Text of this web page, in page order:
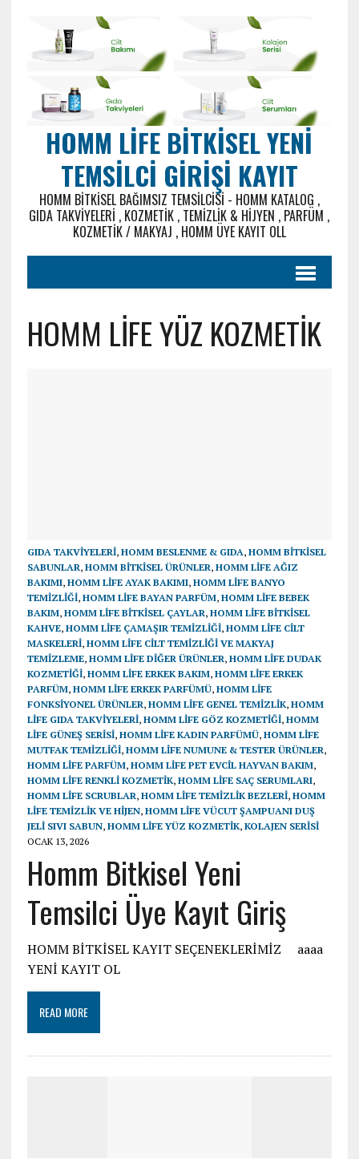
HOMM LIFE BITKISEL YENI
TEMSILCI GIRIŞI KAYIT
HOMM BITKISEL BAĞIMSIZ TEMSILCISI - HOMM KATALOG ,
GIDA TAKVIYELERI , KOZMETIK , TEMIZLIK & HIJYEN , PARFÜM ,
KOZMETIK / MAKYAJ , HOMM ÜYE KAYIT OLL
HOMM LİFE YÜZ KOZMETİK
GIDA TAKVIYELERI, HOMM BESLENME & GIDA, HOMM BİTKİSEL
SABUNLAR, HOMM BITKISEL ÜRÜNLER, HOMM LİFE AĞIZ
BAKIMI, HOMM LİFE AYAK BAKIMI, HOMM LİFE BANYO
TEMİZLİĞİ, HOMM LİFE BAYAN PARFÜM, HOMM LİFE BEBEK
BAKIM, HOMM LİFE BİTKİSEL ÇAYLAR, HOMM LİFE BİTKİSEL
KAHVE, HOMM LİFE ÇAMAŞIR TEMİZLİĞİ, HOMM LİFE CİLT
MASKELERİ, HOMM LİFE CİLT TEMİZLİĞİ VE MAKYAJ
TEMİZLEME, HOMM LİFE DİĞER ÜRÜNLER, HOMM LİFE DUDAK
KOZMETİĞİ, HOMM LİFE ERKEK BAKIM, HOMM LİFE ERKEK
PARFÜM, HOMM LİFE ERKEK PARFÜMÜ, HOMM LİFE
FONKSİYONEL ÜRÜNLER, HOMM LİFE GENEL TEMİZLİK, HOMM
LİFE GIDA TAKVİYELERİ, HOMM LİFE GÖZ KOZMETİĞİ, HOMM
LİFE GÜNEŞ SERİSİ, HOMM LİFE KADIN PARFÜMÜ, HOMM LİFE
MUTFAK TEMİZLİĞİ, HOMM LİFE NUMUNE & TESTER ÜRÜNLER,
HOMM LİFE PARFÜM, HOMM LİFE PET EVCİL HAYVAN BAKIM,
HOMM LİFE RENKLİ KOZMETİK, HOMM LİFE SAÇ SERUMLARI,
HOMM LİFE SCRUBLAR, HOMM LİFE TEMİZLİK BEZLERİ, HOMM
LİFE TEMİZLİK VE HİJEN, HOMM LİFE VÜCUT ŞAMPUANI DUŞ
JELI SIVI SABUN, HOMM LİFE YÜZ KOZMETİK, KOLAJEN SERİSİ
OCAK 13, 2026
Homm Bitkisel Yeni
Temsilci Üye Kayıt Giriş
HOMM BİTKİSEL KAYIT SEÇENEKLERİMİZ aaaa
YENİ KAYIT OL
READ MORE